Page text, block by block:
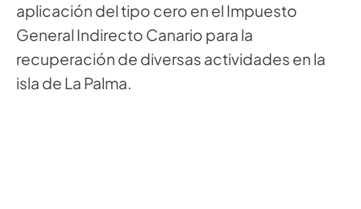
aplicación del tipo cero en el Impuesto
General Indirecto Canario para la
recuperación de diversas actividades en la
isla de La Palma.